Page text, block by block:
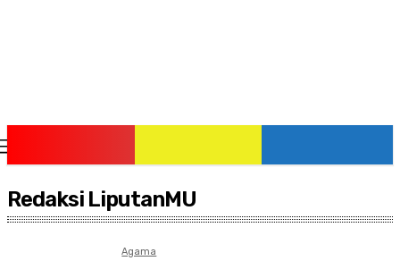
Redaksi LiputanMU
Agama